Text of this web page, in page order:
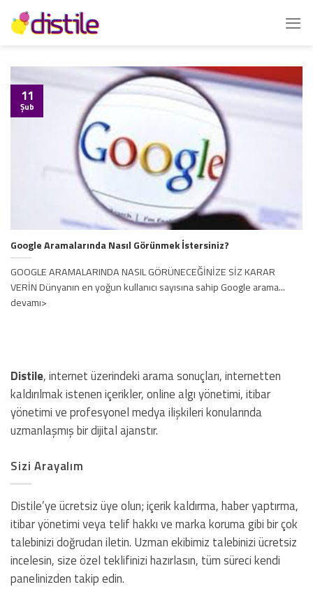
İçeriğe
atla
Google Aramalarında Nasıl Görünmek İstersiniz?
GOOGLE ARAMALARINDA NASIL GÖRÜNECEĞİNİZE SİZ KARAR
VERİN Dünyanın en yoğun kullanıcı sayısına sahip Google arama...
devamı>
11
Şub
Distile, internet üzerindeki arama sonuçları, internetten
kaldırılmak istenen içerikler, online algı yönetimi, itibar
yönetimi ve profesyonel medya ilişkileri konularında
uzmanlaşmış bir dijital ajanstır.
Sizi Arayalım
Distile’ye ücretsiz üye olun; içerik kaldırma, haber yaptırma,
itibar yönetimi veya telif hakkı ve marka koruma gibi bir çok
talebinizi doğrudan iletin. Uzman ekibimiz talebinizi ücretsiz
incelesin, size özel teklifinizi hazırlasın, tüm süreci kendi
panelinizden takip edin.